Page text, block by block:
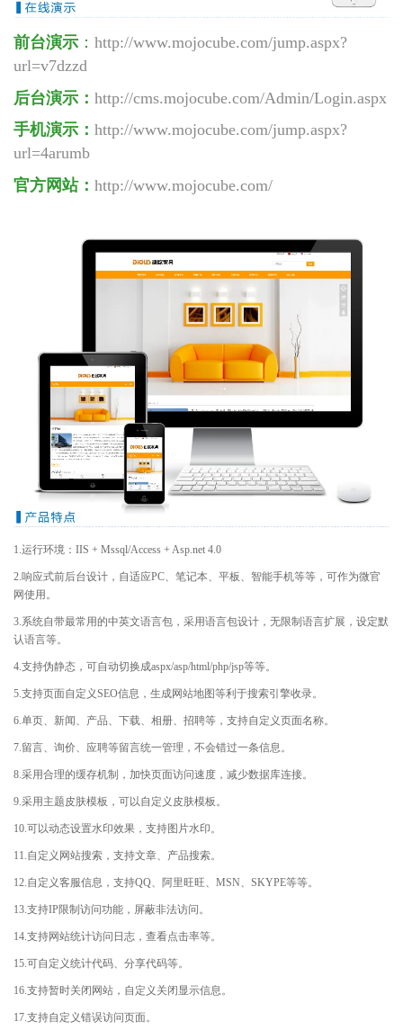
前台演示 ： http://www.mojocube.com/jump.aspx?
url=v7dzzd
后台演示： http://cms.mojocube.com/Admin/Login.aspx
手机演示： http://www.mojocube.com/jump.aspx?
url=4arumb
官方网站： http://www.mojocube.com/
1.运行环境：IIS + Mssql/Access + Asp.net 4.0
2.响应式前后台设计，自适应PC、笔记本、平板、智能手机等等，可作为微官
网使用。
3.系统自带最常用的中英文语言包，采用语言包设计，无限制语言扩展，设定默
认语言等。
4.支持伪静态，可自动切换成aspx/asp/html/php/jsp等等。
5.支持页面自定义SEO信息，生成网站地图等利于搜索引擎收录。
6.单页、新闻、产品、下载、相册、招聘等，支持自定义页面名称。
7.留言、询价、应聘等留言统一管理，不会错过一条信息。
8.采用合理的缓存机制，加快页面访问速度，减少数据库连接。
9.采用主题皮肤模板，可以自定义皮肤模板。
10.可以动态设置水印效果，支持图片水印。
11.自定义网站搜索，支持文章、产品搜索。
12.自定义客服信息，支持QQ、阿里旺旺、MSN、SKYPE等等。
13.支持IP限制访问功能，屏蔽非法访问。
14.支持网站统计访问日志，查看点击率等。
15.可自定义统计代码、分享代码等。
16.支持暂时关闭网站，自定义关闭显示信息。
17.支持自定义错误访问页面。